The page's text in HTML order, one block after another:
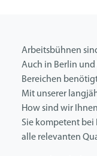
Arbeitsbühnen
Auch in Berlin
Bereichen
Mit unserer
How sind wir
Sie kompetent bei
alle relevanten